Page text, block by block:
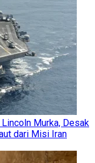
Murka, Desak
dari Misi Iran